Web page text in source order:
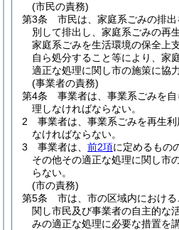
(市民の責務)
第3条
市民は、家庭系ごみの排
別して排出し、家庭系ごみの再
家庭系ごみを生活環境の保全上
自ら処分すること等により、家
適正な処理に関し市の施策に協
(事業者の責務)
第4条
事業者は、事業系ごみを
理しなければならない。
2
事業者は、事業系ごみを再生
なければならない。
3
事業者は、 前2項に定めるもの
その他その適正な処理に関し市
らない。
(市の責務)
第5条
市は、市の区域内におけ
関し市民及び事業者の自主的な
みの適正な処理に必要な措置を